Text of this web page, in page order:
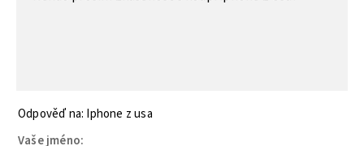
Odpověď na: Iphone z usa
Vaše jméno: